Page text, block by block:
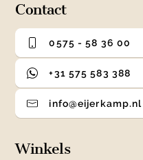
Contact
0575 - 58 36 00
+31 575 583 388
info@eijerkamp.nl
Winkels